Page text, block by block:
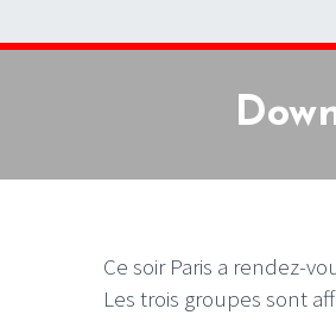
Ce soir Paris a rendez-
Les trois groupes sont